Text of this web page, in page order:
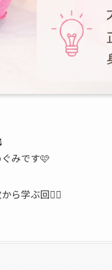
みです🩷
ら学ぶ回🙋‍♀️